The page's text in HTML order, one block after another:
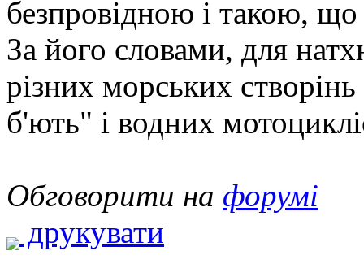
безпровідною і такою, що
За його словами, для
різних морських
б'ють" і водних
Обговорити на форумі
друкувати